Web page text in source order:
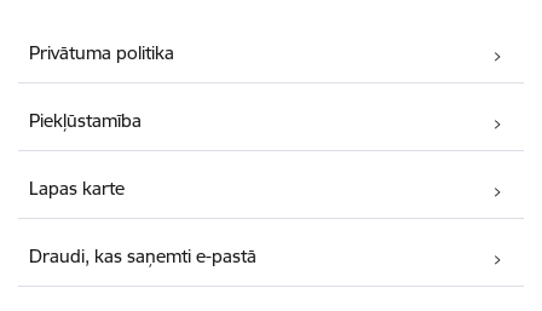
Privātuma politika
Piekļūstamība
Lapas karte
Draudi, kas saņemti e-pastā